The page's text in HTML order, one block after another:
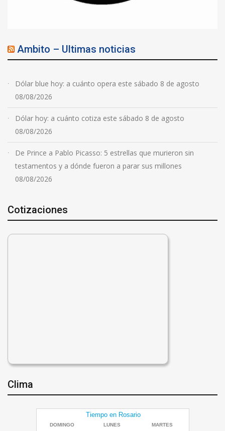
Ambito – Ultimas noticias
Dólar blue hoy: a cuánto opera este sábado 8 de agosto
08/08/2026
Dólar hoy: a cuánto cotiza este sábado 8 de agosto
08/08/2026
De Prince a Pablo Picasso: 5 estrellas que murieron sin
testamentos y a dónde fueron a parar sus millones
08/08/2026
Cotizaciones
Clima